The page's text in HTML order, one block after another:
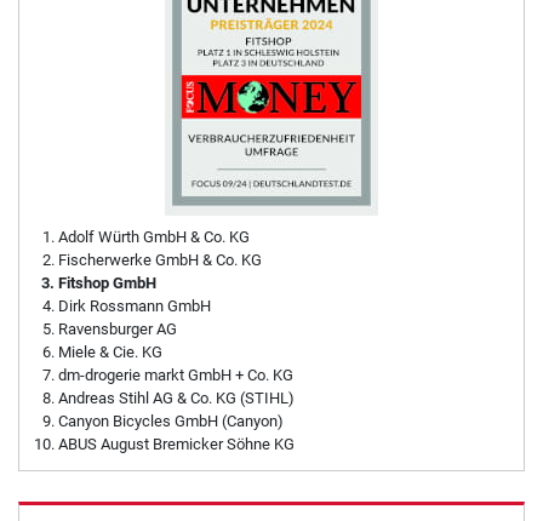
Adolf Würth GmbH & Co. KG
Fischerwerke GmbH & Co. KG
Fitshop GmbH
Dirk Rossmann GmbH
Ravensburger AG
Miele & Cie. KG
dm-drogerie markt GmbH + Co. KG
Andreas Stihl AG & Co. KG (STIHL)
Canyon Bicycles GmbH (Canyon)
ABUS August Bremicker Söhne KG